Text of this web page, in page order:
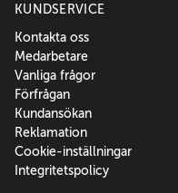
KUNDSERVICE
Kontakta oss
Medarbetare
Vanliga frågor
Förfrågan
Kundansökan
Reklamation
Cookie-inställningar
Integritetspolicy